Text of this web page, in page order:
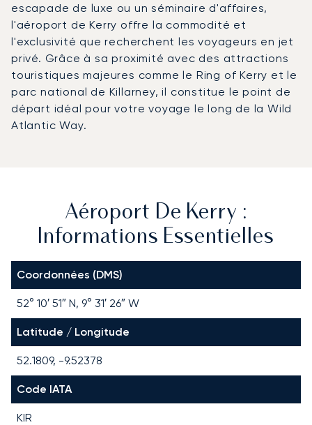
escapade de luxe ou un séminaire d'affaires,
l'aéroport de Kerry offre la commodité et
l'exclusivité que recherchent les voyageurs en jet
privé. Grâce à sa proximité avec des attractions
touristiques majeures comme le Ring of Kerry et le
parc national de Killarney, il constitue le point de
départ idéal pour votre voyage le long de la Wild
Atlantic Way.
Aéroport De Kerry :
Informations Essentielles
Coordonnées (DMS)
52° 10′ 51″ N, 9° 31′ 26″ W
Latitude / Longitude
52.1809, -9.52378
Code IATA
KIR